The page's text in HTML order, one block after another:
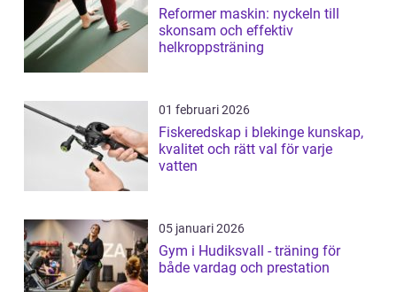
Reformer maskin: nyckeln till
skonsam och effektiv
helkroppsträning
01 februari 2026
Fiskeredskap i blekinge kunskap,
kvalitet och rätt val för varje
vatten
05 januari 2026
Gym i Hudiksvall - träning för
både vardag och prestation